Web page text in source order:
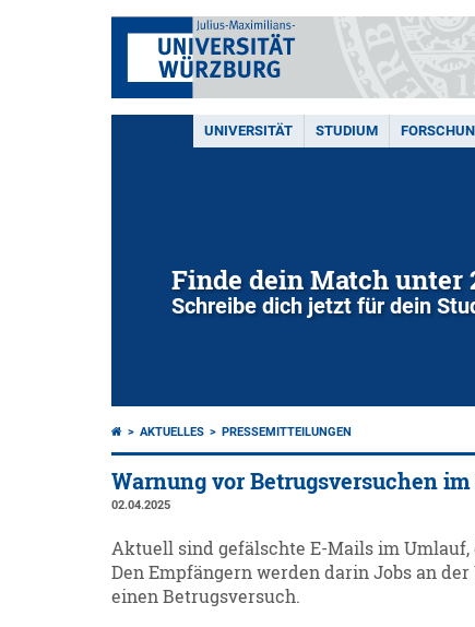
UNIVERSITÄT STUDIUM
Finde dein Match unter
Schreibe dich jetzt für dein
AKTUELLES PRESSEMITTEILUNGEN
Warnung vor Betrugsversuchen
02.04.2025
Aktuell sind gefälschte E-Mails im
Den Empfängern werden darin Jobs an
einen Betrugsversuch.